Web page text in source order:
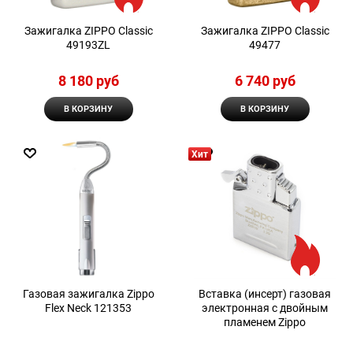
Зажигалка ZIPPO Classic
49193ZL
8 180 руб
В КОРЗИНУ
Зажигалка ZIPPO Classic
49477
6 740 руб
В КОРЗИНУ
Газовая зажигалка Zippo
Flex Neck 121353
Хит
Вставка (инсерт) газовая
электронная с двойным
пламенем Zippo